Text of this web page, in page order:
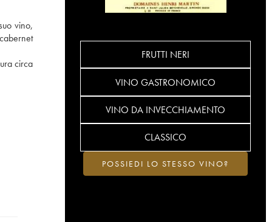
vino,
circa
FRUTTI NERI
VINO GASTRONOMICO
VINO DA INVECCHIAMENTO
CLASSICO
POSSIEDI LO STESSO VINO?